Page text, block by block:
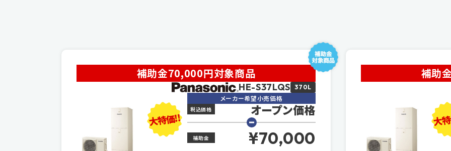
補助金70,000円対象商品
HE-S37LQS 370L
大特価!!
メーカー希望小売価格
税込価格 オープン価格
補助金 ¥70,000
補助
大